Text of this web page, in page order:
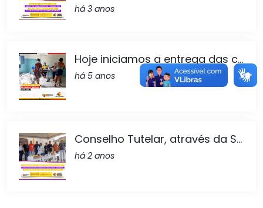
há 3 anos
Hoje iniciamos a entrega das c...
há 5 anos
Conselho Tutelar, através da S...
há 2 anos